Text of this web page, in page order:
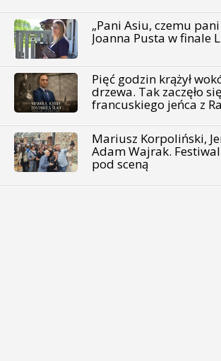
„Pani Asiu, czemu pani
Joanna Pusta w finale
Pięć godzin krążył
drzewa. Tak zaczęło
francuskiego jeńca z
Mariusz Korpoliński,
Adam Wajrak. Festiwal
pod sceną